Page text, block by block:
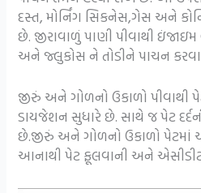
દસ્ત, મોર્નિંગ સિકનેસ,ગેસ અને
છે. જીરાવાળું પાણી પીવાથી
અને જ્લુકોસ ને તોડીને પાચન
જીરું અને ગોળનો ઉકાળો પીવાથી
ડાયજેશન સુધારે છે. સાથે જ પેટ
છે.જીરું અને ગોળનો ઉકાળો
આનાથી પેટ ફૂલવાની અને